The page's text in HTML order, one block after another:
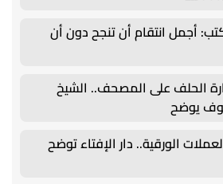
أجمل انتقام أن تنجح دون أن
الحلف على المصحف.. الشيخ
يوضح
الورقية.. دار الإفتاء توضح